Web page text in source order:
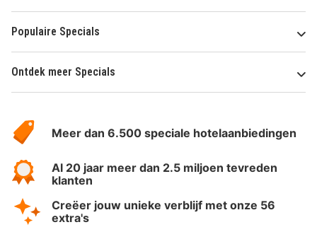
Populaire Specials
Ontdek meer Specials
HotelSpecials
Meer dan 6.500 speciale hotelaanbiedingen
Al 20 jaar meer dan 2.5 miljoen tevreden
klanten
Creëer jouw unieke verblijf met onze 56
extra's